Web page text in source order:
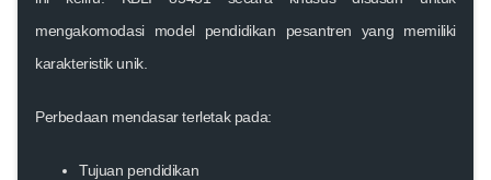
mengakomodasi model pendidikan pesantren yang memiliki
karakteristik unik.
Perbedaan mendasar terletak pada:
Tujuan pendidikan